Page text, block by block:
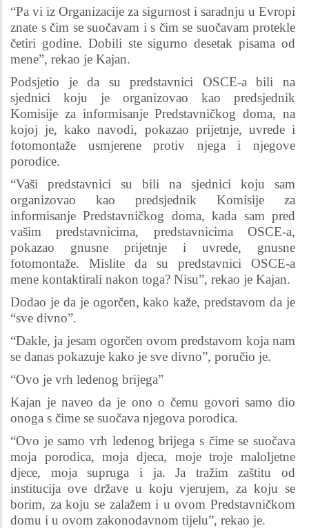
“Pa vi iz Organizacije za sigurnost i saradnju u Evropi
znate s čim se suočavam i s čim se suočavam protekle
četiri godine. Dobili ste sigurno desetak pisama od
mene”, rekao je Kajan.
Podsjetio je da su predstavnici OSCE-a bili na
sjednici koju je organizovao kao predsjednik
Komisije za informisanje Predstavničkog doma, na
kojoj je, kako navodi, pokazao prijetnje, uvrede i
fotomontaže usmjerene protiv njega i njegove
porodice.
“Vaši predstavnici su bili na sjednici koju sam
organizovao kao predsjednik Komisije za
informisanje Predstavničkog doma, kada sam pred
vašim predstavnicima, predstavnicima OSCE-a,
pokazao gnusne prijetnje i uvrede, gnusne
fotomontaže. Mislite da su predstavnici OSCE-a
mene kontaktirali nakon toga? Nisu”, rekao je Kajan.
Dodao je da je ogorčen, kako kaže, predstavom da je
“sve divno”.
“Dakle, ja jesam ogorčen ovom predstavom koja nam
se danas pokazuje kako je sve divno”, poručio je.
“Ovo je vrh ledenog brijega”
Kajan je naveo da je ono o čemu govori samo dio
onoga s čime se suočava njegova porodica.
“Ovo je samo vrh ledenog brijega s čime se suočava
moja porodica, moja djeca, moje troje maloljetne
djece, moja supruga i ja. Ja tražim zaštitu od
institucija ove države u koju vjerujem, za koju se
borim, za koju se zalažem i u ovom Predstavničkom
domu i u ovom zakonodavnom tijelu”, rekao je.